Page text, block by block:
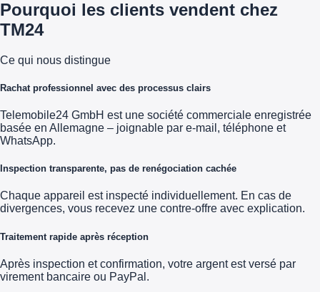
Pourquoi les clients vendent chez
TM24
Ce qui nous distingue
Rachat professionnel avec des processus clairs
Telemobile24 GmbH est une société commerciale enregistrée
basée en Allemagne – joignable par e-mail, téléphone et
WhatsApp.
Inspection transparente, pas de renégociation cachée
Chaque appareil est inspecté individuellement. En cas de
divergences, vous recevez une contre-offre avec explication.
Traitement rapide après réception
Après inspection et confirmation, votre argent est versé par
virement bancaire ou PayPal.